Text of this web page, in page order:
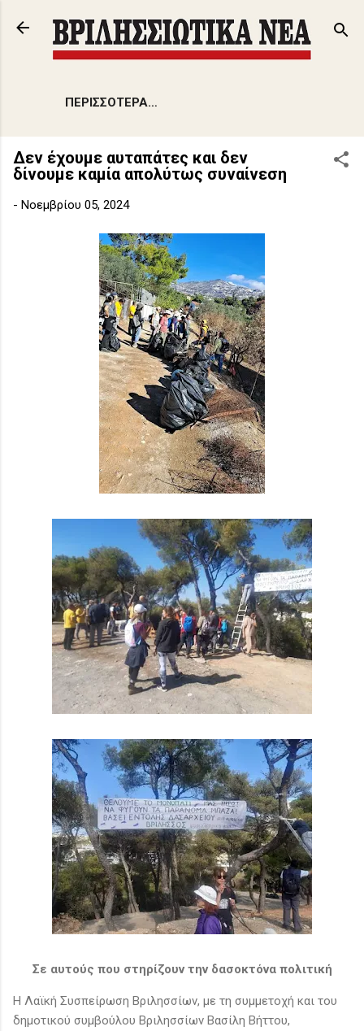
Μετάβαση στο κύριο περιεχόμενο
ΠΕΡΙΣΣΌΤΕΡΑ…
Δεν έχουμε αυταπάτες και δεν
δίνουμε καμία απολύτως συναίνεση
- Νοεμβρίου 05, 2024
Σε αυτούς που στηρίζουν την δασοκτόνα πολιτική
Η Λαϊκή Συσπείρωση Βριλησσίων, με τη συμμετοχή και του
δημοτικού συμβούλου Βριλησσίων Βασίλη Βήττου,